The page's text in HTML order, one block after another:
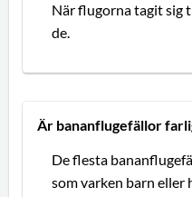
När flugorna tagit sig
de.
Är bananflugefällor
De flesta
som varken barn eller